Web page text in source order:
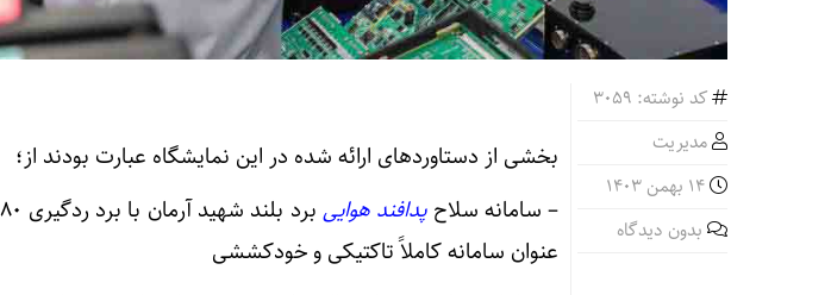
کد نوشته: 3059
مدیریت
بدون دیدگاه
بخشی از دستاوردهای ارائه شده در این نمایشگاه عبارت بودند از؛
– سامانه سلاحپدافند هوایی
عنوان سامانه کاملاً تاکتیکی و خودکششی